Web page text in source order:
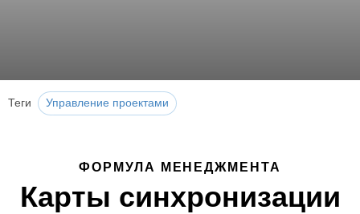
Теги Управление проектами
ФОРМУЛА МЕНЕДЖМЕНТА
Карты синхронизации